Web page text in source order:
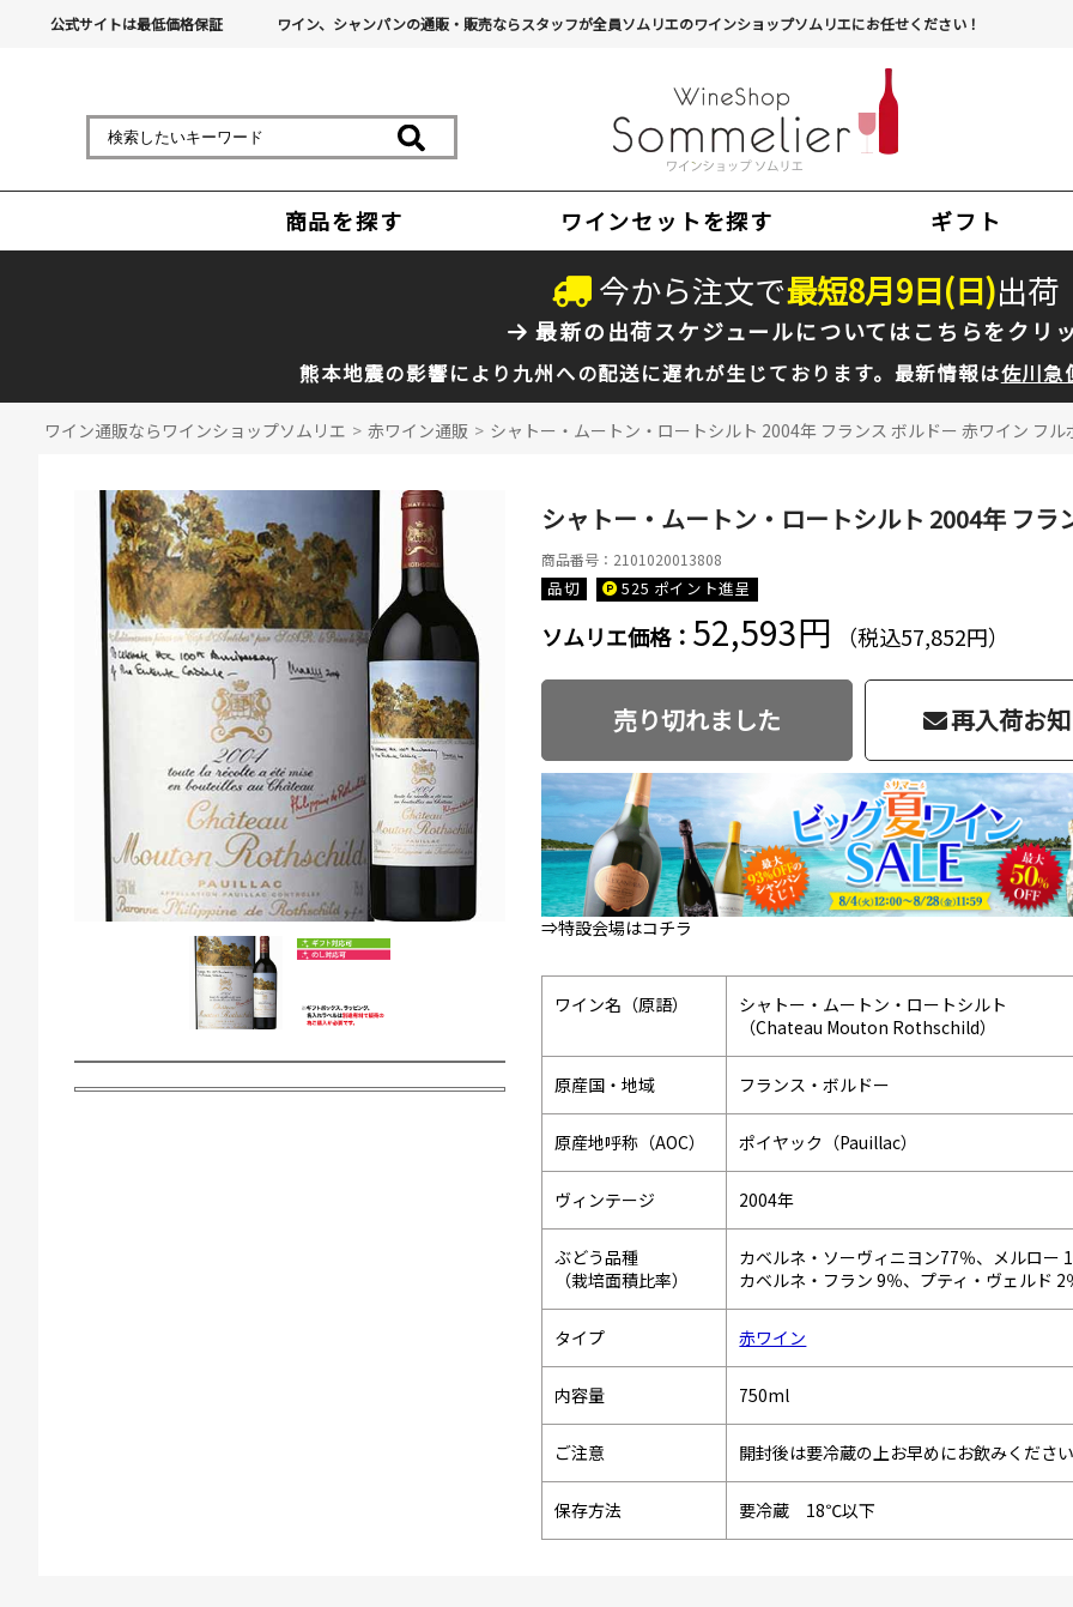
公式サイトは最低価格保証 ワイン、シャンパンの通販・販売ならスタッフが全員ソムリエのワインショップソムリエにお任せください！
商品を探す ワインセットを探す ギフト
今から注文で最短8月9日(日)出荷
最新の出荷スケジュールについてはこちらをクリ
熊本地震の影響により九州への配送に遅れが生じております。最新情報は佐川急
ワイン通販ならワインショップソムリエ > 赤ワイン通販 > シャトー・ムートン・ロートシルト 2004年 フランス ボルドー 赤ワイン フ
シャトー・ムートン・ロートシルト 2004年 フ
商品番号：2101020013808
品切 525 ポイント進呈
ソムリエ価格： 52,593円 （税込57,852円）
売り切れました 再入荷お
⇒特設会場はコチラ
ワイン名（原語）
シャトー・ムートン・ロートシルト
（Chateau Mouton Rothschild）
原産国・地域 フランス・ボルドー
原産地呼称（AOC） ポイヤック（Pauillac）
ヴィンテージ 2004年
ぶどう品種
（栽培面積比率）
カベルネ・ソーヴィニヨン77％、メルロー
カベルネ・フラン 9％、プティ・ヴェルド 2
タイプ 赤ワイン
内容量 750ml
ご注意 開封後は要冷蔵の上お早めにお飲みください
保存方法 要冷蔵 18℃以下